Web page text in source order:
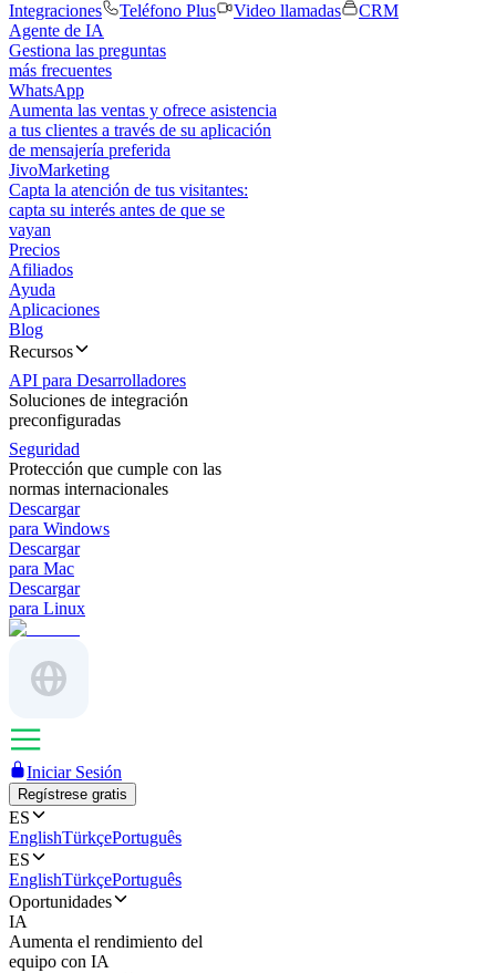
Integraciones
Teléfono Plus Video llamadas
CRM
Agente de IA
Gestiona las preguntas
más frecuentes
WhatsApp
Aumenta las ventas y ofrece asistencia
a tus clientes a través de su aplicación
de mensajería preferida
JivoMarketing
Capta la atención de tus visitantes:
capta su interés antes de que se
vayan
Precios
Afiliados
Ayuda
Aplicaciones
Blog
Recursos
API para Desarrolladores
Soluciones de integración
preconfiguradas
Seguridad
Protección que cumple con las
normas internacionales
Descargar
para Windows
Descargar
para Mac
Descargar
para Linux
Iniciar Sesión
Regístrese gratis
ES
EnglishTürkçePortuguês
ES
EnglishTürkçePortuguês
Oportunidades
IA
Aumenta el rendimiento del
equipo con IA